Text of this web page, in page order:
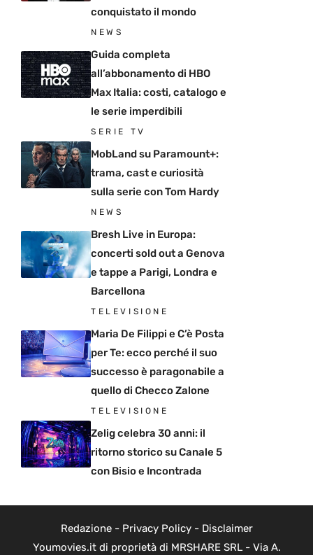
conquistato il mondo
NEWS
Guida completa
all’abbonamento di HBO
Max Italia: costi, catalogo e
le serie imperdibili
SERIE TV
MobLand su Paramount+:
trama, cast e curiosità
sulla serie con Tom Hardy
NEWS
Bresh Live in Europa:
concerti sold out a Genova
e tappe a Parigi, Londra e
Barcellona
TELEVISIONE
Maria De Filippi e C’è Posta
per Te: ecco perché il suo
successo è paragonabile a
quello di Checco Zalone
TELEVISIONE
Zelig celebra 30 anni: il
ritorno storico su Canale 5
con Bisio e Incontrada
Redazione- Privacy Policy- Disclaimer
Youmovies.it di proprietà di MRSHARE SRL - Via A.